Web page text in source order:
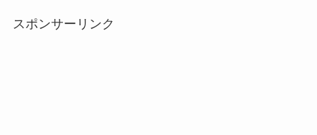
スポンサーリンク